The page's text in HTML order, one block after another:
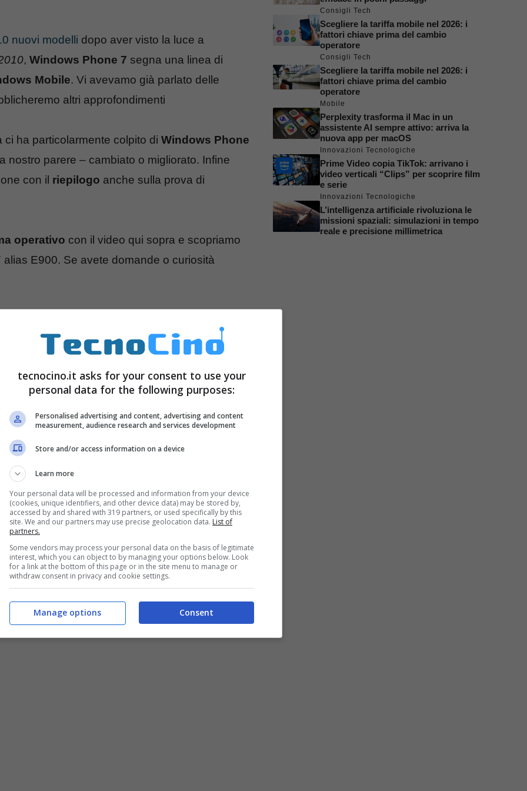
nuovi modelli dopo aver visto la luce a
, Windows Phone 7 segna una linea di
Mobile. Vi avevamo già parlato delle
altri approfondimenti
ci ha particolarmente colpito di Windows Phone
parere – cambiato o migliorato. Infine
con il riepilogo anche sulla prova di
operativo con il video qui sopra e scopriamo
alias E900. Se avete domande o curiosità
Consigli Tech
Scegliere la tariffa mobile nel 2026: i
fattori chiave prima del cambio
operatore
Consigli Tech
Scegliere la tariffa mobile nel 2026: i
fattori chiave prima del cambio
operatore
Mobile
Perplexity trasforma il Mac in un
assistente AI sempre attivo: arriva la
nuova app per macOS
Innovazioni Tecnologiche
Prime Video copia TikTok: arrivano i
video verticali “Clips” per scoprire film
e serie
Innovazioni Tecnologiche
L’intelligenza artificiale rivoluziona le
missioni spaziali: simulazioni in tempo
reale e precisione millimetrica
tecnocino.it asks for your consent to use your
personal data for the following purposes:
Personalised advertising and content, advertising and content
measurement, audience research and services development
Store and/or access information on a device
Learn more
Your personal data will be processed and information from your device
(cookies, unique identifiers, and other device data) may be stored by,
accessed by and shared with 319 partners, or used specifically by this
site. We and our partners may use precise geolocation data. List of
partners.
Some vendors may process your personal data on the basis of legitimate
interest, which you can object to by managing your options below. Look
for a link at the bottom of this page or in the site menu to manage or
withdraw consent in privacy and cookie settings.
Consent
Manage options